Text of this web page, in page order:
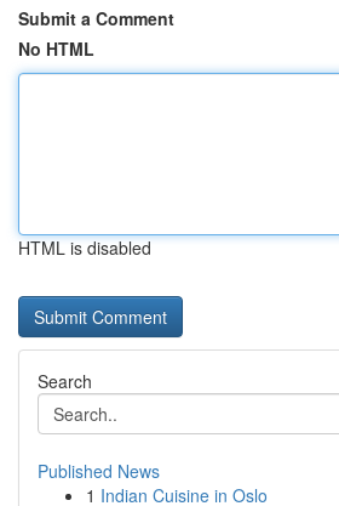
Submit a Comment
No HTML
HTML is disabled
Search
Published News
1 Indian Cuisine in Oslo